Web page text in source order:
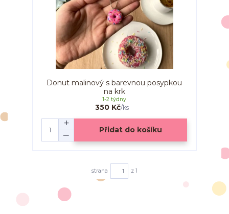
Donut malinový s barevnou posypkou
na krk
350 Kč/ks
1-2 týdny
Přidat do košíku
strana z 1